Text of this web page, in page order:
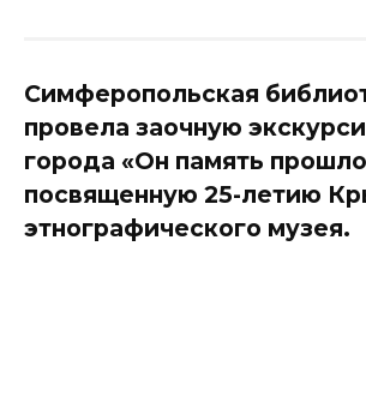
Симферопольская
провела заочную
города «Он память
посвященную 25-летию
этнографического музея.